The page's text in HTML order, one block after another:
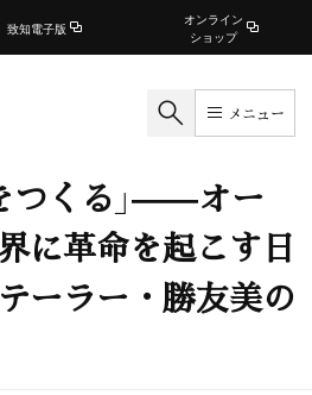
致知電子版
オンライン
ショップ
メニュー
つくる」——オー
に革命を起こす日
ーラー・勝友美の